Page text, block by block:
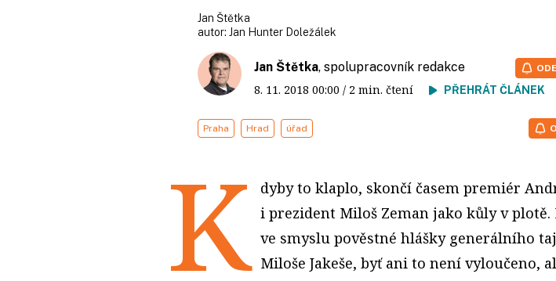
Jan Štětka
autor: Jan Hunter Doležálek
Jan Štětka, spolupracovník redakce
8. 11. 2018 00:00 / 2 min. čtení PŘEHRÁT ČLÁNEK
Praha Hrad úřad
K dyby to klaplo, skončí časem premiér
i prezident Miloš Zeman jako kůly v plotě.
ve smyslu pověstné hlášky generálního
Miloše Jakeše, byť ani to není vyloučeno,